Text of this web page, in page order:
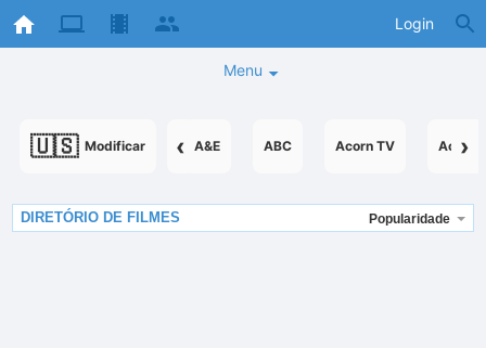
Login
Menu
🇺🇸 Modificar ‹ ›
A&E ABC Acorn TV
DIRETÓRIO DE FILMES Popularidade